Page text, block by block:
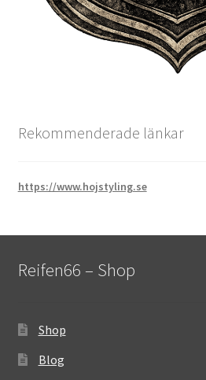
Rekommenderade länkar
https://www.hojstyling.se
Reifen66 – Shop
Shop
Blog